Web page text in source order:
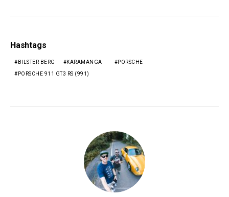
Hashtags
BILSTER BERG KARAMANGA PORSCHE
PORSCHE 911 GT3 RS (991)